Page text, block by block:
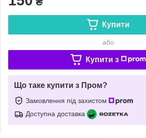
Купити
або
Купити з
Що таке купити з Пром?
Замовлення під захистом
Доступна доставка